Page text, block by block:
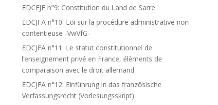
EDCEJF n°9: Constitution du Land de Sarre
EDCJFA n°10: Loi sur la procédure administrative non
contentieuse -VwVfG-
EDCJFA n°11: Le statut constitutionnel de
l’enseignement privé en France, éléments de
comparaison avec le droit allemand
EDCJFA n°12: Einführung in das französische
Verfassungsrecht (Vorlesungsskript)